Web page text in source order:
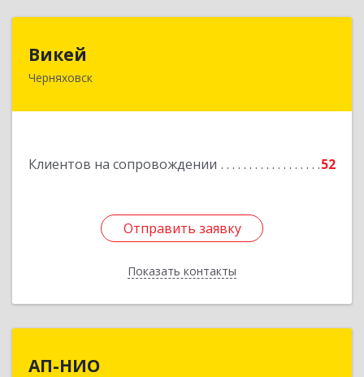
Викей
Черняховск
Клиентов на сопровождении 52
Отправить заявку
Показать контакты
238150, Калининградская обл, Черняховский р-
Отправить заявку
Назад
АП-НИО